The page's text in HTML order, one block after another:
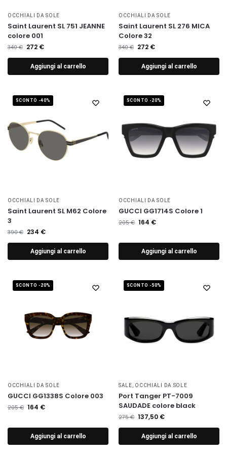
OCCHIALI DA SOLE
Saint Laurent SL 751 JEANNE
colore 001
340€ 272 €
Aggiungi al carrello
OCCHIALI DA SOLE
Saint Laurent SL 276 MICA
Colore 32
340€ 272 €
Aggiungi al carrello
SCONTO -40%
OCCHIALI DA SOLE
Saint Laurent SL M62 Colore
3
390€ 234 €
Aggiungi al carrello
SCONTO -20%
OCCHIALI DA SOLE
GUCCI GG1714S Colore 1
205€ 164 €
Aggiungi al carrello
SCONTO -20%
OCCHIALI DA SOLE
GUCCI GG1338S Colore 003
205€ 164 €
Aggiungi al carrello
SCONTO -50%
SALE OCCHIALI DA SOLE
Port Tanger PT-7009
SAUDADE colore black
275€ 137,50 €
Aggiungi al carrello